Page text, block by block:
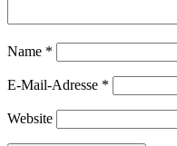
Name *
E-Mail-Adresse *
Website